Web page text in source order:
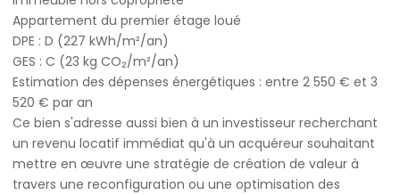
Appartement du premier étage loué
DPE : D (227 kWh/m²/an)
GES : C (23 kg CO₂/m²/an)
Estimation des dépenses énergétiques : entre 2 550 € et 3
520 € par an
Ce bien s'adresse aussi bien à un investisseur recherchant
un revenu locatif immédiat qu'à un acquéreur souhaitant
mettre en œuvre une stratégie de création de valeur à
travers une reconfiguration ou une optimisation des